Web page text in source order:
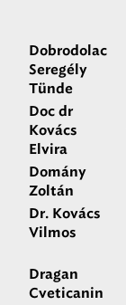
Dobrodolac
Seregély
Tünde
Doc dr
Kovács
Elvira
Domány
Zoltán
Dr. Kovács
Vilmos
Dragan
Cveticanin